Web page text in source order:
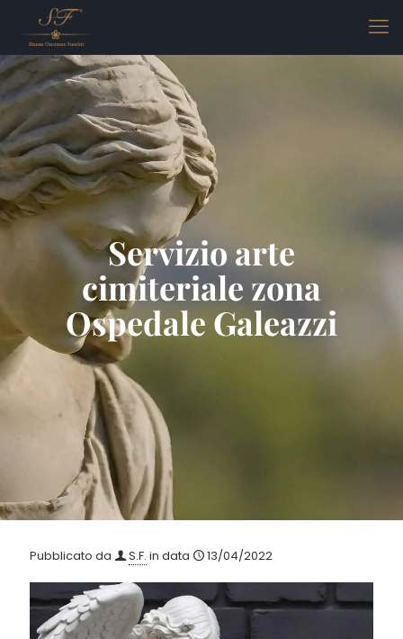
Servizio arte
cimiteriale zona
Ospedale Galeazzi
Pubblicato da S.F. in data 13/04/2022